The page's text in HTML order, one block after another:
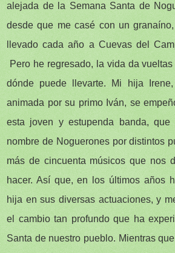
alejada de la Semana Santa de
desde que me casé con un
llevado cada año a Cuevas del
Pero he regresado, la vida da
dónde puede llevarte. Mi hija
animada por su primo Iván, se
esta joven y estupenda banda,
nombre de Noguerones por distintos
más de cincuenta músicos que nos
hacer. Así que, en los últimos años
hija en sus diversas actuaciones, y
el cambio tan profundo que ha
Santa de nuestro pueblo. Mientras